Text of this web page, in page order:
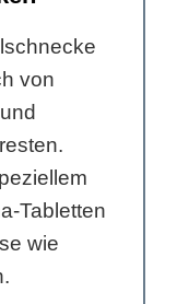
von
Tabletten
wie